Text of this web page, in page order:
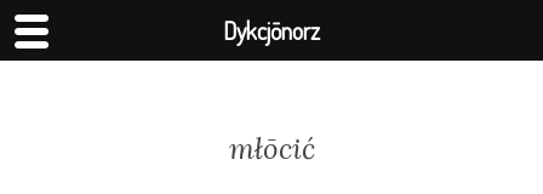
młōcić
Dykcjōnorz